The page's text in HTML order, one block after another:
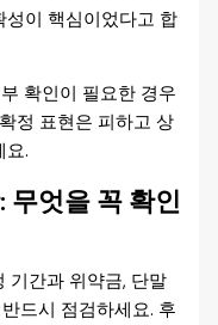
성이 핵심이었다고 합
확인이 필요한 경우
정 표현은 피하고 상
요.
무엇을 꼭 확인
기간과 위약금, 단말
드시 점검하세요. 후